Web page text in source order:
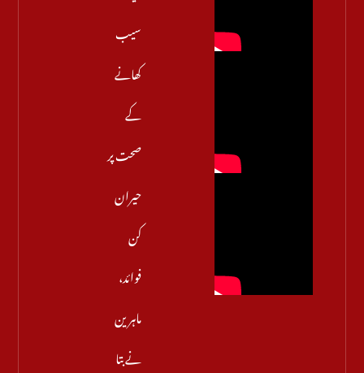
سیب
کھانے
کے
صحت پر
حیران
کن
فوائد،
ماہرین
نے بتا